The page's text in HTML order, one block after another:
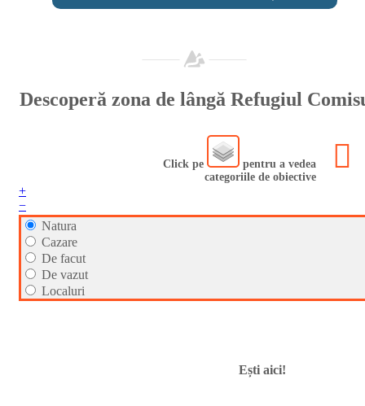
Descoperă zona de lângă Refugiul
Click pe
pentru a vedea
categoriile de obiective
Ești aici!
+
−
Natura
Cazare
De facut
De vazut
Localuri